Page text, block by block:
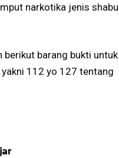
narkotika jenis shabu
berikut barang bukti untuk
112 yo 127 tentang